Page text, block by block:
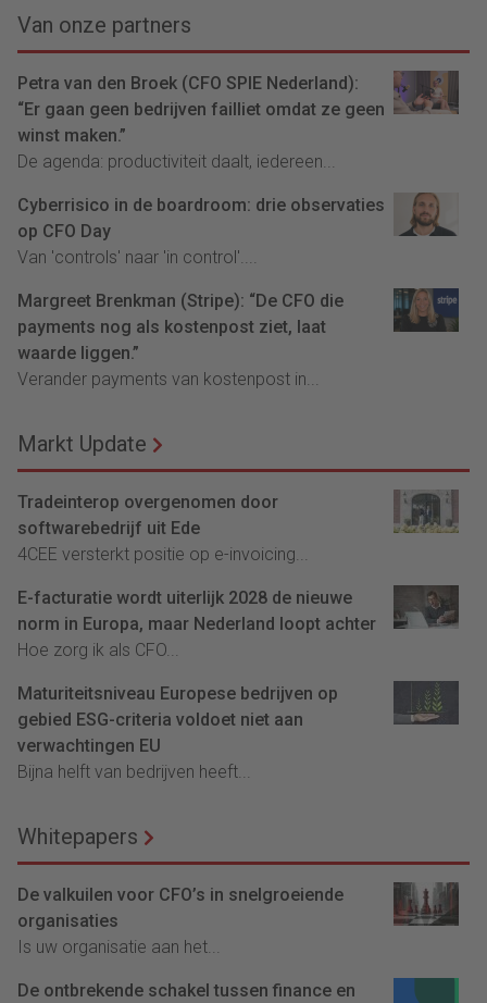
Van onze partners
Petra van den Broek (CFO SPIE Nederland):
“Er gaan geen bedrijven failliet omdat ze geen
winst maken.”
De agenda: productiviteit daalt, iedereen...
Cyberrisico in de boardroom: drie observaties
op CFO Day
Van 'controls' naar 'in control'....
Margreet Brenkman (Stripe): “De CFO die
payments nog als kostenpost ziet, laat
waarde liggen.”
Verander payments van kostenpost in...
Markt Update
Tradeinterop overgenomen door
softwarebedrijf uit Ede
4CEE versterkt positie op e-invoicing...
E-facturatie wordt uiterlijk 2028 de nieuwe
norm in Europa, maar Nederland loopt achter
Hoe zorg ik als CFO...
Maturiteitsniveau Europese bedrijven op
gebied ESG-criteria voldoet niet aan
verwachtingen EU
Bijna helft van bedrijven heeft...
Whitepapers
De valkuilen voor CFO’s in snelgroeiende
organisaties
Is uw organisatie aan het...
De ontbrekende schakel tussen finance en